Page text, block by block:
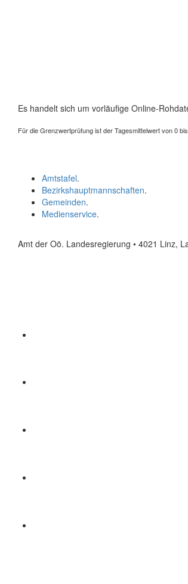
Es handelt sich um vorläufige Online-
Für die Grenzwertprüfung ist der Tagesmittelwert von 0
Amtstafel.
Bezirkshauptmannschaften.
Gemeinden.
Medienservice.
Amt der Oö. Landesregierung • 4021 Linz,